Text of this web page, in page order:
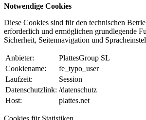
Notwendige Cookies
Diese Cookies sind für den technischen
erforderlich und ermöglichen grundlegende
Sicherheit, Seitennavigation und
Anbieter:
PlattesGroup SL
Cookiename:
fe_typo_user
Laufzeit:
Session
Datenschutzlink: /datenschutz
Host:
plattes.net